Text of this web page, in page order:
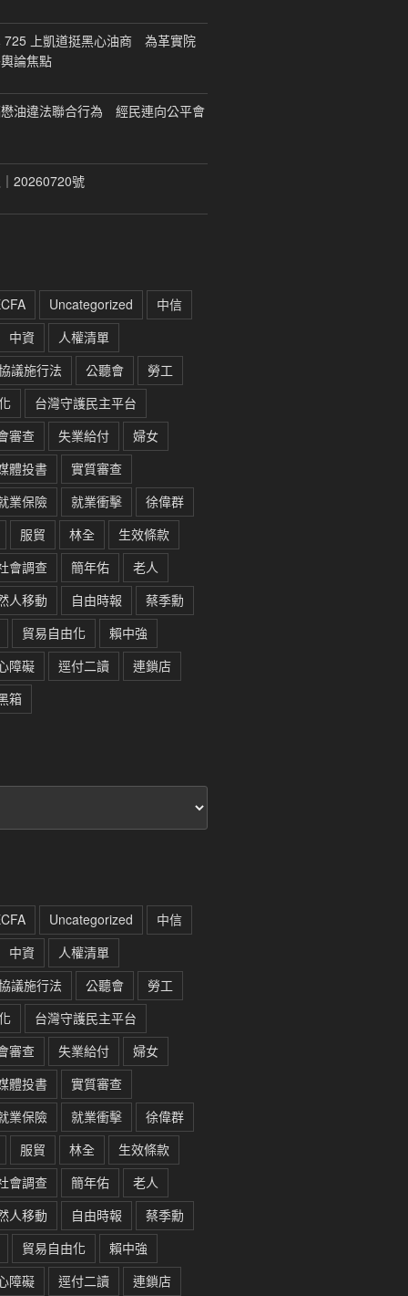
725 上凱道挺黑心油商 為革實院
論焦點
油違法聯合行為 經民連向公平會
20260720號
Uncategorized
中信
中資
人權清單
議施行法
公聽會
勞工
台灣守護民主平台
審查
失業給付
婦女
體投書
實質審查
業保險
就業衝擊
徐偉群
服貿
林全
生效條款
會調查
簡年佑
老人
人移動
自由時報
蔡季勳
貿易自由化
賴中強
障礙
逕付二讀
連鎖店
箱
Uncategorized
中信
中資
人權清單
議施行法
公聽會
勞工
台灣守護民主平台
審查
失業給付
婦女
體投書
實質審查
業保險
就業衝擊
徐偉群
服貿
林全
生效條款
會調查
簡年佑
老人
人移動
自由時報
蔡季勳
貿易自由化
賴中強
障礙
逕付二讀 連鎖店